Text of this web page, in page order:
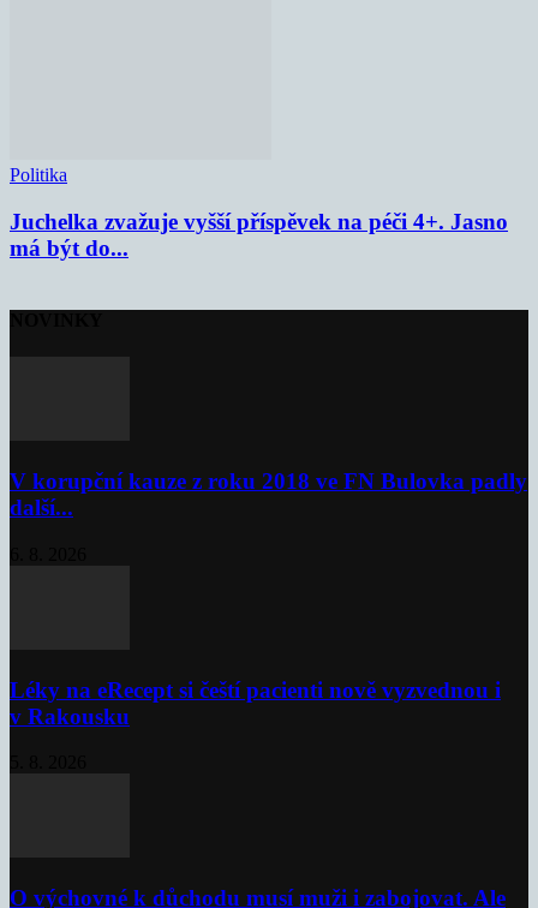
Politika
Juchelka zvažuje vyšší příspěvek na péči 4+. Jasno
má být do...
V korupční kauze z roku 2018 ve FN Bulovka padly
další...
Léky na eRecept si čeští pacienti nově vyzvednou i
v Rakousku
O výchovné k důchodu musí muži i zabojovat. Ale